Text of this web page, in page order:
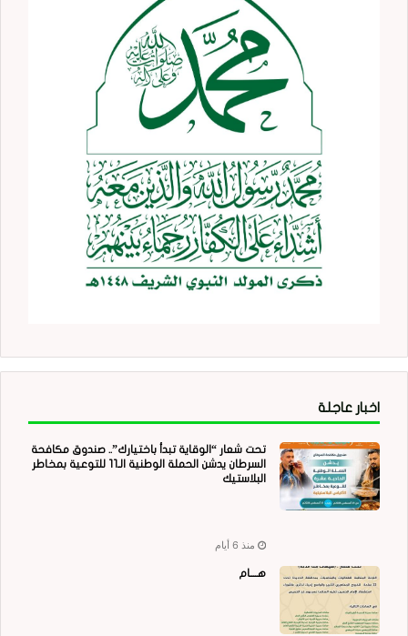
اخبار عاجلة
تحت شعار “الوقاية تبدأ باختيارك”.. صندوق مكافحة
السرطان يدشن الحملة الوطنية الـ11 للتوعية بمخاطر
البلاستيك
منذ 6 أيام
هــــام